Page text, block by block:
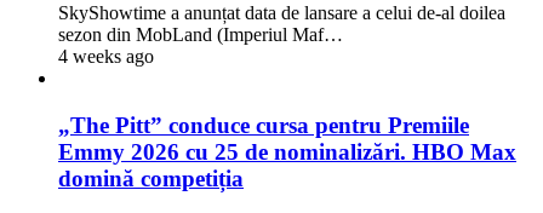
SkyShowtime a anunțat data de lansare a celui de-al doilea
sezon din MobLand (Imperiul Maf…
4 weeks ago
„The Pitt” conduce cursa pentru Premiile
Emmy 2026 cu 25 de nominalizări. HBO Max
domină competiția